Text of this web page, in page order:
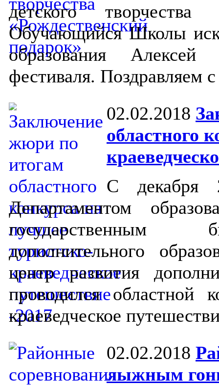
детского творчества
Обучающийся Школы
образования
фестиваля. Поздравляем
02.02.2018
областного
С декабря
Департаментом
государственным
дополнительного
центр развития
проводился областной
краеведческое
02.02.2018
лыжным